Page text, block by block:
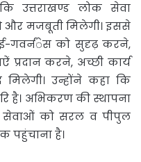
कि उत्तराखण्ड लोक सेवा
और मजबूती मिलेगी। इससे
ई-गवर्नंेस को सुदृढ़ करने,
करने, अच्छी कार्य
उन्होंने कहा कि
है। अभिकरण की स्थापना
सेवाओं को सरल व पीपुल
पहुंचाना है।